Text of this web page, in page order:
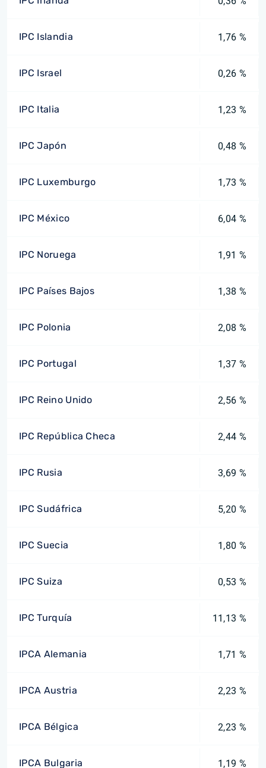
IPC Islandia 1,76 %
IPC Israel 0,26 %
IPC Italia 1,23 %
IPC Japón 0,48 %
IPC Luxemburgo 1,73 %
IPC México 6,04 %
IPC Noruega 1,91 %
IPC Países Bajos 1,38 %
IPC Polonia 2,08 %
IPC Portugal 1,37 %
IPC Reino Unido 2,56 %
IPC República Checa 2,44 %
IPC Rusia 3,69 %
IPC Sudáfrica 5,20 %
IPC Suecia 1,80 %
IPC Suiza 0,53 %
IPC Turquía 11,13 %
IPCA Alemania 1,71 %
IPCA Austria 2,23 %
IPCA Bélgica 2,23 %
IPCA Bulgaria 1,19 %